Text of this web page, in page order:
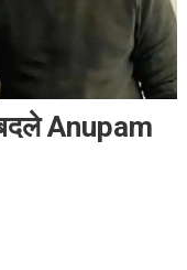
Anupam